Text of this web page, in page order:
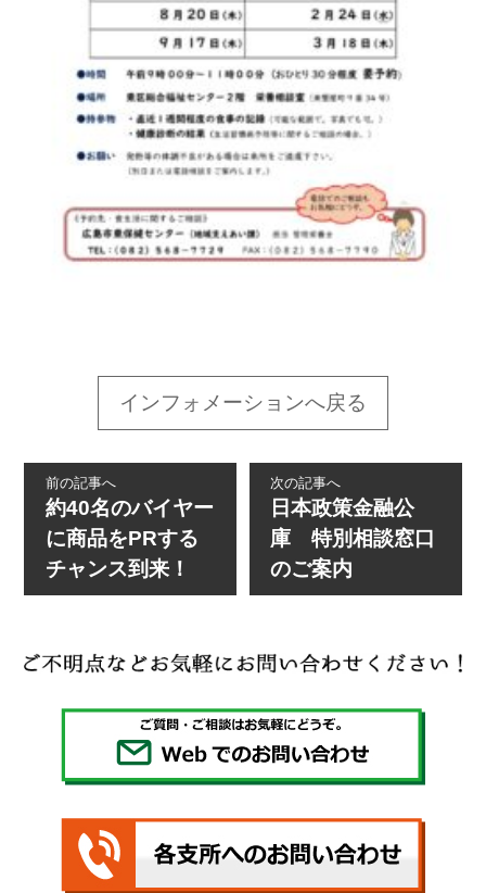
インフォメーションへ戻る
前の記事へ
約40名のバイヤー
に商品をPRする
チャンス到来！
次の記事へ
日本政策金融公
庫 特別相談窓口
のご案内